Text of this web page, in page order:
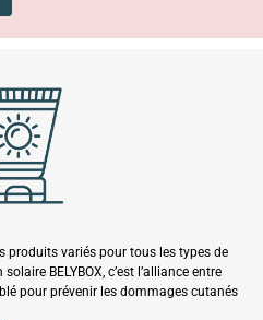
produits variés pour tous les types de
BELYBOX, c’est l’alliance entre
pour prévenir les dommages cutanés